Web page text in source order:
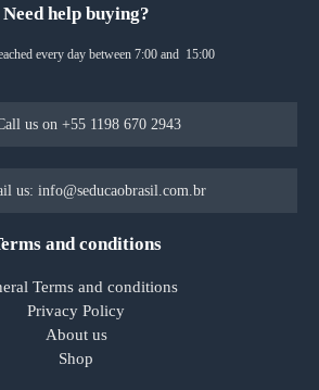
Need help buying?
every day between 7:00 and 15:00
us on +55 1198 670 2943
us: info@seducaobrasil.com.br
and conditions
Terms and conditions
Privacy Policy
About us
Shop